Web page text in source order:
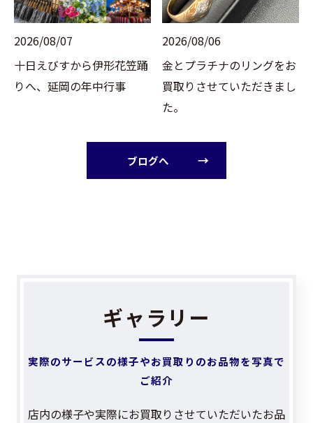
2026/08/07
十日えびすから伊形花笠踊
りへ、延岡の年中行事
2026/08/06
金とプラチナのリングをお
買取りさせていただきまし
た。
ブログへ
実際のサービスの様子やお買取りのお品物を写真で
ご紹介
ギャラリー
店内の様子や実際にお買取りさせていただいたお品